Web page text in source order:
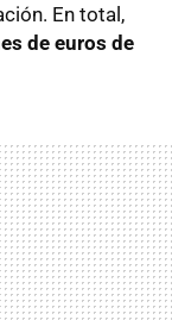
En total,
de euros de